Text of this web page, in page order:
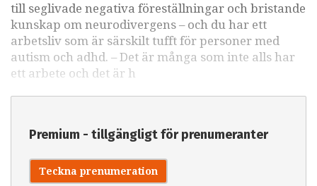
till seglivade negativa föreställningar och bristande
kunskap om neurodivergens – och du har ett
arbetsliv som är särskilt tufft för personer med
autism och adhd. – Det är många som inte alls har
ett arbete och det är h
Premium - tillgängligt för prenumeranter
Teckna prenumeration